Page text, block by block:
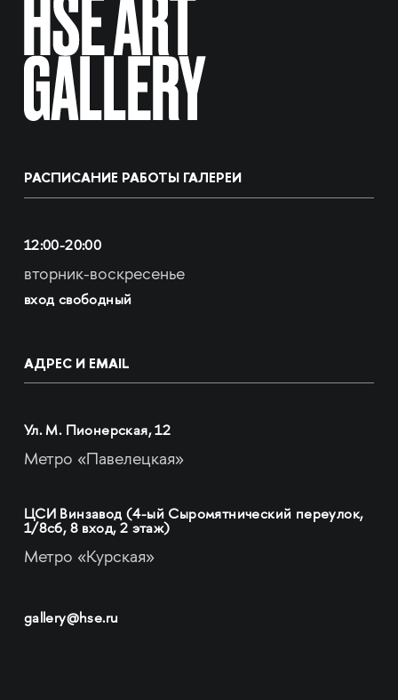
РАСПИСАНИЕ РАБОТЫ ГАЛЕРЕИ
12:00-20:00
вторник-воскресенье
вход свободный
АДРЕС И EMAIL
Ул. М. Пионерская, 12
Метро «Павелецкая»
ЦСИ Винзавод (4-ый Сыромятнический переулок,
1/8с6, 8 вход, 2 этаж)
Метро «Курская»
gallery@hse.ru